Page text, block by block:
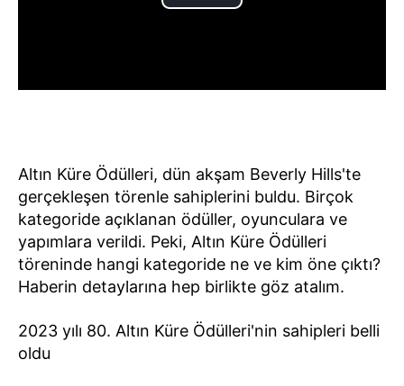
Altın Küre Ödülleri, dün akşam Beverly Hills'te
gerçekleşen törenle sahiplerini buldu. Birçok
kategoride açıklanan ödüller, oyunculara ve
yapımlara verildi. Peki, Altın Küre Ödülleri
töreninde hangi kategoride ne ve kim öne çıktı?
Haberin detaylarına hep birlikte göz atalım.
2023 yılı 80. Altın Küre Ödülleri'nin sahipleri belli
oldu